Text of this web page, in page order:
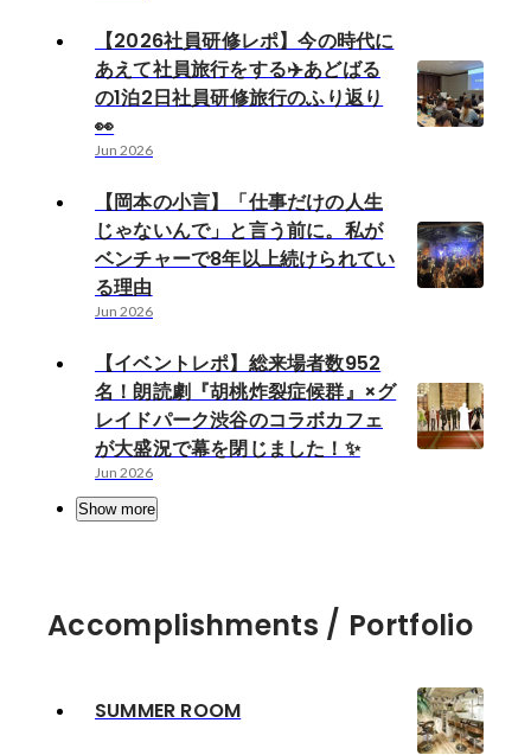
【2026社員研修レポ】今の時代に
あえて社員旅行をする✈️あどばる
の1泊2日社員研修旅行のふり返り
👀
Jun 2026
【岡本の小言】「仕事だけの人生
じゃないんで」と言う前に。私が
ベンチャーで8年以上続けられてい
る理由
Jun 2026
【イベントレポ】総来場者数952
名！朗読劇『胡桃炸裂症候群』×グ
レイドパーク渋谷のコラボカフェ
が大盛況で幕を閉じました！✨
Jun 2026
Show more
Accomplishments / Portfolio
SUMMER ROOM